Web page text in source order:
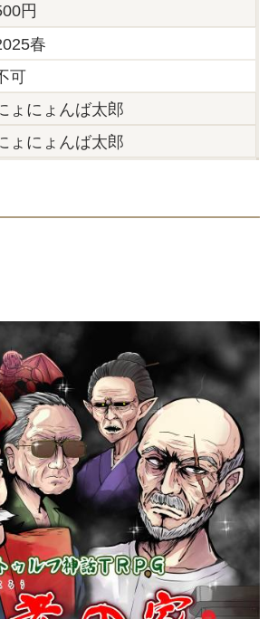
円
春
可
ょにょんば太郎
ょにょんば太郎